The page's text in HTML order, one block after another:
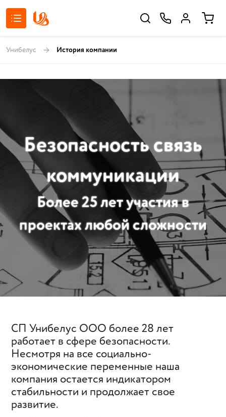
Унибелус История компании
Безопасность связь
коммуникации
Более 25 лет участия в
проектах любой сложности
СП Унибелус ООО более 28 лет
работает в сфере безопасности.
Несмотря на все социально-
экономические переменные наша
компания остается индикатором
стабильности и продолжает свое
развитие.